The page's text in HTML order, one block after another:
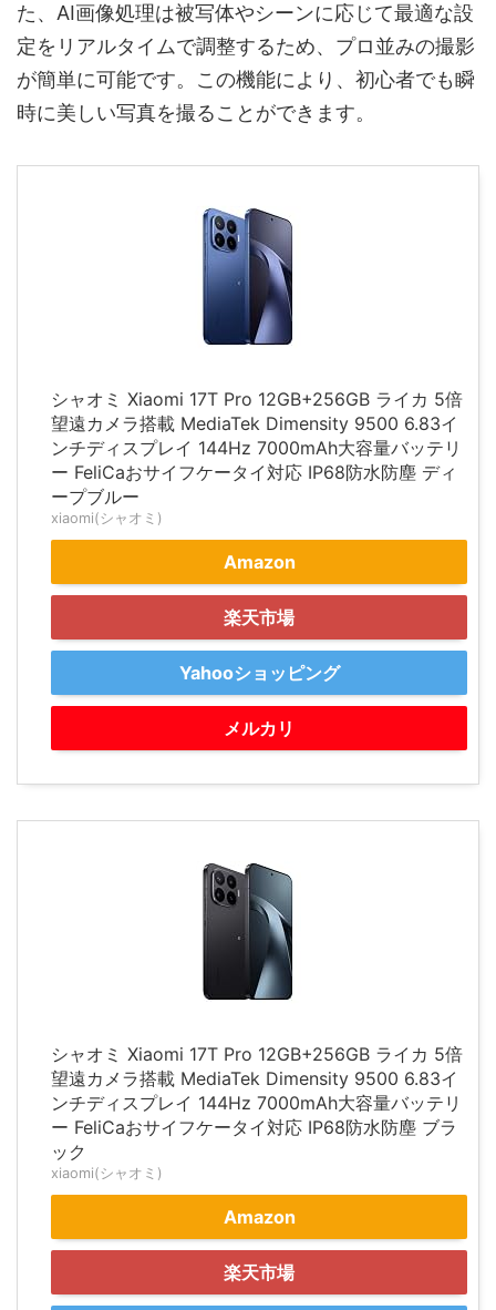
た、AI画像処理は被写体やシーンに応じて最適な設
定をリアルタイムで調整するため、プロ並みの撮影
が簡単に可能です。この機能により、初心者でも瞬
時に美しい写真を撮ることができます。
シャオミ Xiaomi 17T Pro 12GB+256GB ライカ 5倍
望遠カメラ搭載 MediaTek Dimensity 9500 6.83イ
ンチディスプレイ 144Hz 7000mAh大容量バッテリ
ー FeliCaおサイフケータイ対応 IP68防水防塵 ディ
ープブルー
xiaomi(シャオミ)
Amazon
楽天市場
Yahooショッピング
メルカリ
シャオミ Xiaomi 17T Pro 12GB+256GB ライカ 5倍
望遠カメラ搭載 MediaTek Dimensity 9500 6.83イ
ンチディスプレイ 144Hz 7000mAh大容量バッテリ
ー FeliCaおサイフケータイ対応 IP68防水防塵 ブラ
ック
xiaomi(シャオミ)
Amazon
楽天市場